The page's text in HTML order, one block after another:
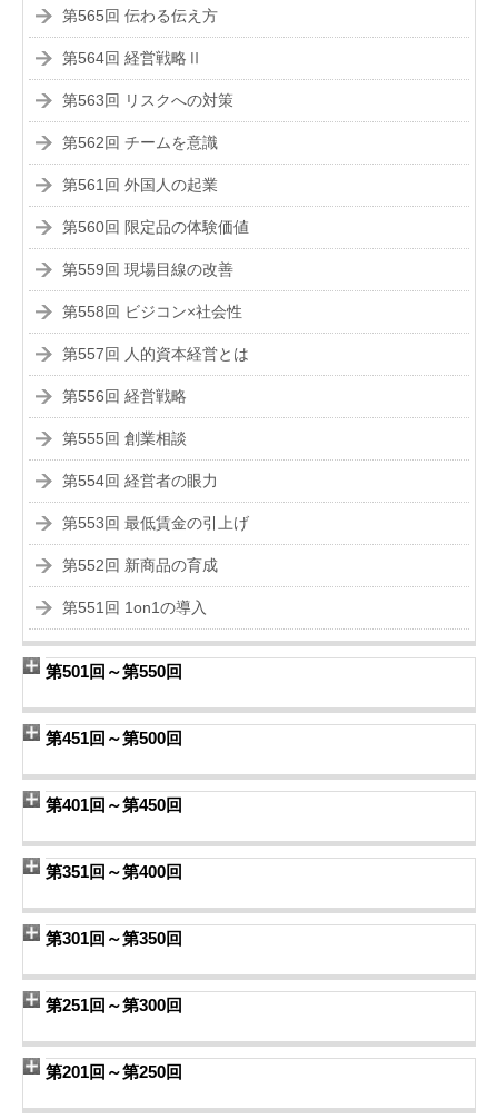
第565回 伝わる伝え方
第564回 経営戦略Ⅱ
第563回 リスクへの対策
第562回 チームを意識
第561回 外国人の起業
第560回 限定品の体験価値
第559回 現場目線の改善
第558回 ビジコン×社会性
第557回 人的資本経営とは
第556回 経営戦略
第555回 創業相談
第554回 経営者の眼力
第553回 最低賃金の引上げ
第552回 新商品の育成
第551回 1on1の導入
第501回～第550回
第451回～第500回
第401回～第450回
第351回～第400回
第301回～第350回
第251回～第300回
第201回～第250回